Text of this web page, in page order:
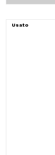
Usato